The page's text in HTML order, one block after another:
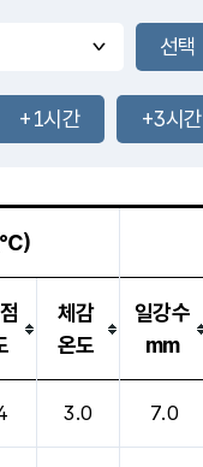
-mm
37.2℃
1.0m/s
-mm
-mm
+1시간 +3시간
체감
온도
일강수
mm
3.0 7.0